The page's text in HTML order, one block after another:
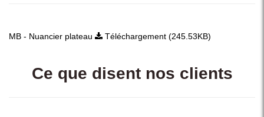
MB - Nuancier plateau Téléchargement (245.53KB)
Ce que disent nos clients